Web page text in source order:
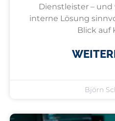
Dienstleister –
interne Lösung
Blick auf
Björn